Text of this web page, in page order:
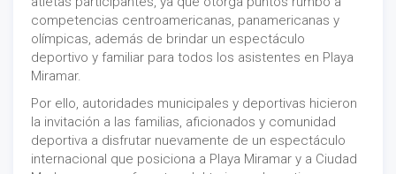
competencias centroamericanas, panamericanas y
olímpicas, además de brindar un espectáculo
deportivo y familiar para todos los asistentes en Playa
Miramar.
Por ello, autoridades municipales y deportivas hicieron
la invitación a las familias, aficionados y comunidad
deportiva a disfrutar nuevamente de un espectáculo
internacional que posiciona a Playa Miramar y a Ciudad